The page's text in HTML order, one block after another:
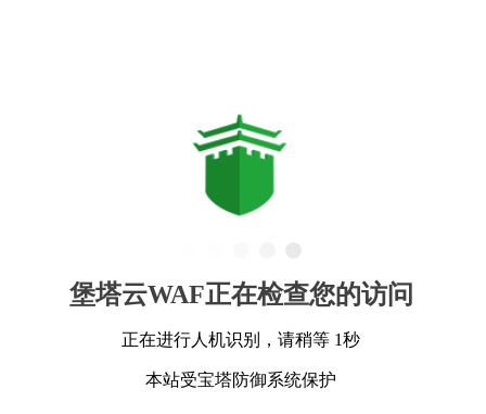
堡塔云WAF正在检查您的访问
正在进行人机识别，请稍等 1秒
本站受宝塔防御系统保护